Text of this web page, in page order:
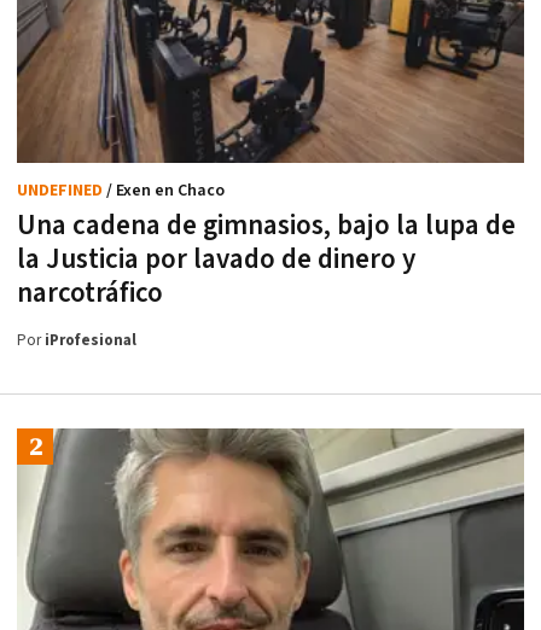
Una cadena de gimnasios, bajo la lupa de
la Justicia por lavado de dinero y
narcotráfico
UNDEFINED / Exen en Chaco
PoriProfesional